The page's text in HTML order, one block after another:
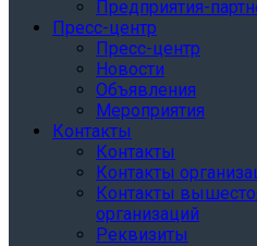
Предприятия-
Пресс-центр
Пресс-центр
Новости
Объявления
Мероприятия
Контакты
Контакты
Контакты
Контакты
организаций
Реквизиты